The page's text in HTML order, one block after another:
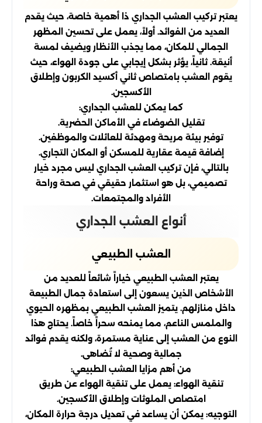
يعتبر تركيب العشب الجداري ذا أهمية خاصة، حيث يقدم
العديد من الفوائد. أولاً، يعمل على تحسين المظهر
الجمالي للمكان، مما يجذب الأنظار ويضيف لمسة
أنيقة. ثانياً، يؤثر بشكل إيجابي على جودة الهواء، حيث
يقوم العشب بامتصاص ثاني أكسيد الكربون وإطلاق
الأكسجين.
كما يمكن للعشب الجداري:
تقليل الضوضاء في الأماكن الحضرية.
توفير بيئة مريحة ومهدئة للعائلات والموظفين.
إضافة قيمة عقارية للمسكن أو المكان التجاري.
بالتالي، فإن تركيب العشب الجداري ليس مجرد خيار
تصميمي، بل هو استثمار حقيقي في صحة وراحة
الأفراد والمجتمعات.
أنواع العشب الجداري
العشب الطبيعي
يعتبر العشب الطبيعي خياراً شائعاً للعديد من
الأشخاص الذين يسعون إلى استعادة جمال الطبيعة
داخل منازلهم. يتميز العشب الطبيعي بمظهره الحيوي
والملمس الناعم، مما يمنحه سحراً خاصاً. يحتاج هذا
النوع من العشب إلى عناية مستمرة، ولكنه يقدم فوائد
جمالية وصحية لا تُضاهى.
من أهم مزايا العشب الطبيعي:
تنقية الهواء: يعمل على تنقية الهواء عن طريق
امتصاص الملوثات وإطلاق الأكسجين.
التوجيه: يمكن أن يساعد في تعديل درجة حرارة المكان،